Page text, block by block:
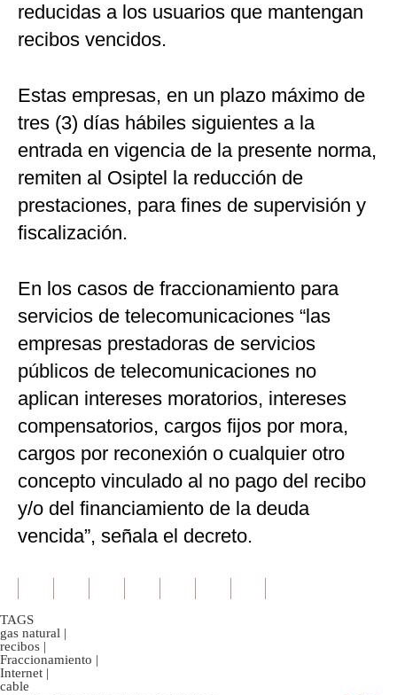
reducidas a los usuarios que mantengan
recibos vencidos.
Estas empresas, en un plazo máximo de
tres (3) días hábiles siguientes a la
entrada en vigencia de la presente norma,
remiten al Osiptel la reducción de
prestaciones, para fines de supervisión y
fiscalización.
En los casos de fraccionamiento para
servicios de telecomunicaciones “las
empresas prestadoras de servicios
públicos de telecomunicaciones no
aplican intereses moratorios, intereses
compensatorios, cargos fijos por mora,
cargos por reconexión o cualquier otro
concepto vinculado al no pago del recibo
y/o del financiamiento de la deuda
vencida”, señala el decreto.
TAGS
gas natural |
recibos |
Fraccionamiento |
Internet |
cable